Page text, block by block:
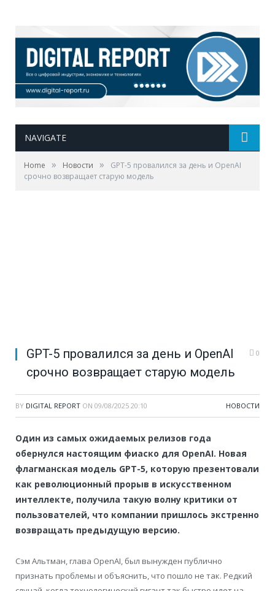
NAVIGATE
Home » Новости »
GPT-5 провалился за день и OpenAI
срочно возвращает старую модель
GPT-5 провалился за день и OpenAI
срочно возвращает старую модель
0
BY DIGITAL REPORT ON 09/08/2025 20:10 НОВОСТИ
Один из самых ожидаемых релизов года
обернулся настоящим фиаско для OpenAI. Новая
флагманская модель GPT-5, которую презентовали
как революционный прорыв в искусственном
интеллекте, получила такую волну критики от
пользователей, что компании пришлось экстренно
возвращать предыдущую версию.
Сэм Альтман, глава OpenAI, был вынужден публично
признать проблемы и объяснить, что пошло не так. Редкий